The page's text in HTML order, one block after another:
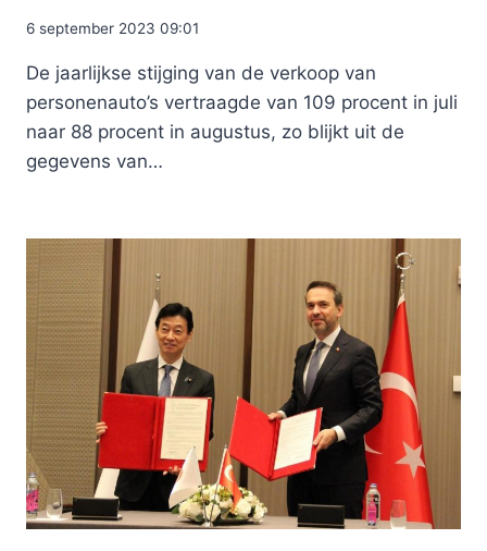
6 september 2023 09:01
De jaarlijkse stijging van de verkoop van
personenauto’s vertraagde van 109 procent in juli
naar 88 procent in augustus, zo blijkt uit de
gegevens van…